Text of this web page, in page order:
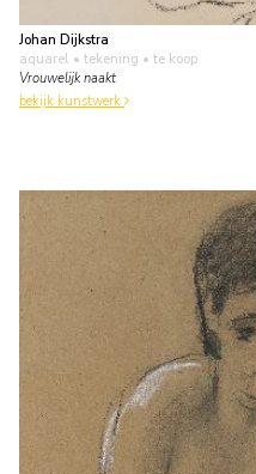
Johan Dijkstra
aquarel • tekening • te koop
Vrouwelijk naakt
bekijk kunstwerk